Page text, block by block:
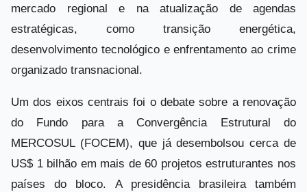
mercado regional e na atualização de agendas
estratégicas, como transição energética,
desenvolvimento tecnológico e enfrentamento ao crime
organizado transnacional.
Um dos eixos centrais foi o debate sobre a renovação
do Fundo para a Convergência Estrutural do
MERCOSUL (FOCEM), que já desembolsou cerca de
US$ 1 bilhão em mais de 60 projetos estruturantes nos
países do bloco. A presidência brasileira também